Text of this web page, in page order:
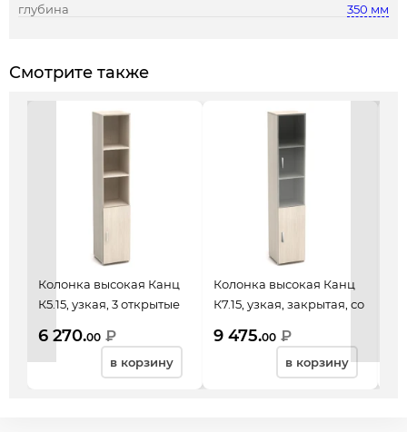
глубина
350 мм
Смотрите также
Колонка высокая Канц
К5.15, узкая, 3 открытые
350*350*1830, дуб
молочный
6 270.00 ₽
в корзину
Колонка высокая Канц
К7.15, узкая, закрытая, со
350*350*1830, дуб
9 475.00 ₽
в корзину